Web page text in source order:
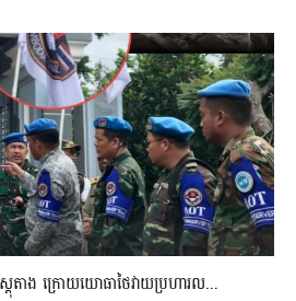
តាង ក្រោយយោធាថៃវាយប្រហារល...